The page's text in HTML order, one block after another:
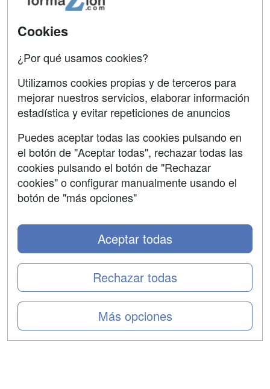
Acceso Usuarios
Acceso Centros
Contactar
Confidencialidad
Copyleft
SÍGUENOS EN:
Cookies
¿Por qué usamos cookies?
Utilizamos cookies propias y de terceros para
mejorar nuestros servicios, elaborar información
estadística y evitar repeticiones de anuncios
Puedes aceptar todas las cookies pulsando en
el botón de "Aceptar todas", rechazar todas las
cookies pulsando el botón de "Rechazar
cookies" o configurar manualmente usando el
botón de "más opciones"
Más opciones
Rechazar todas
Aceptar todas